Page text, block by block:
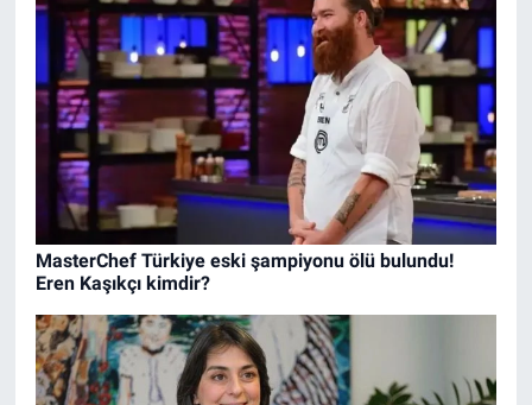
MasterChef Türkiye eski şampiyonu ölü bulundu!
Eren Kaşıkçı kimdir?